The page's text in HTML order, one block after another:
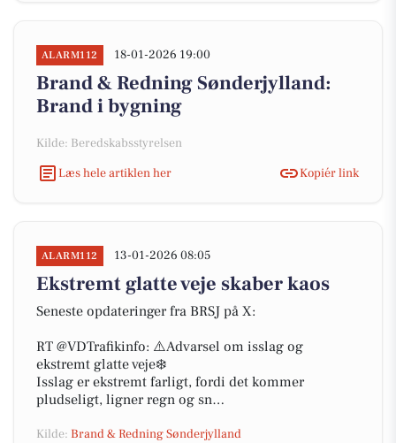
ALARM112 18-01-2026 19:00
Brand & Redning Sønderjylland:
Brand i bygning
Kilde: Beredskabsstyrelsen
Læs hele artiklen her
Kopiér link
ALARM112 13-01-2026 08:05
Ekstremt glatte veje skaber kaos
Seneste opdateringer fra BRSJ på X:
RT @VDTrafikinfo: ⚠️Advarsel om isslag og
ekstremt glatte veje❄️
Isslag er ekstremt farligt, fordi det kommer
pludseligt, ligner regn og sn…
Kilde: Brand & Redning Sønderjylland